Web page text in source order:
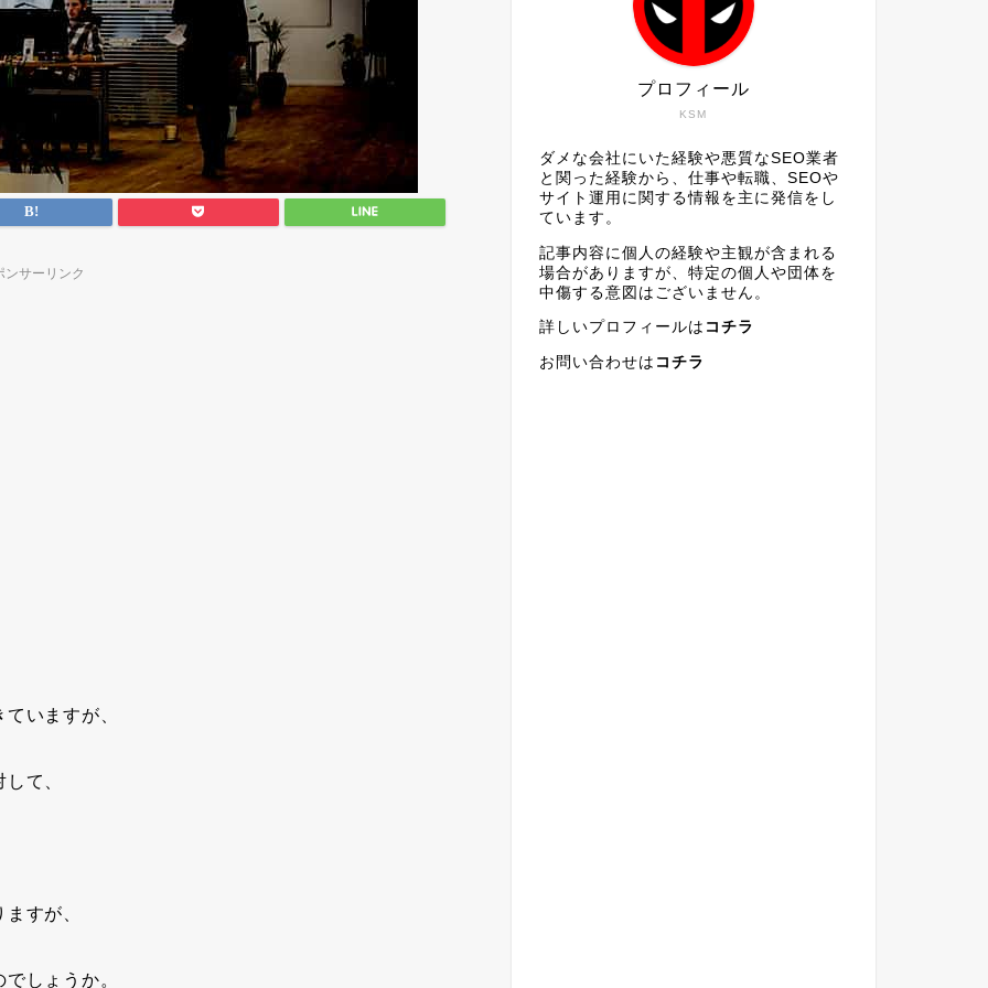
ンサーリンク
ていますが、
して、
すが、
しょうか。
KSM
プロフィール
ダメな会社にいた経験や悪質なSEO業者
と関った経験から、仕事や転職、SEOや
サイト運用に関する情報を主に発信をし
ています。
記事内容に個人の経験や主観が含まれる
場合がありますが、特定の個人や団体を
中傷する意図はございません。
詳しいプロフィールは コチラ
お問い合わせは コチラ